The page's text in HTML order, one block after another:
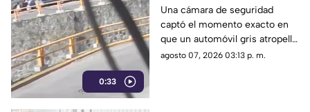
0:33
vehículo embiste a una
familia en
Chilpancingo
Una cámara de seguridad
captó el momento exacto en
que un automóvil gris atropelló
a una familia que caminaba
agosto 07, 2026 03:13 p. m.